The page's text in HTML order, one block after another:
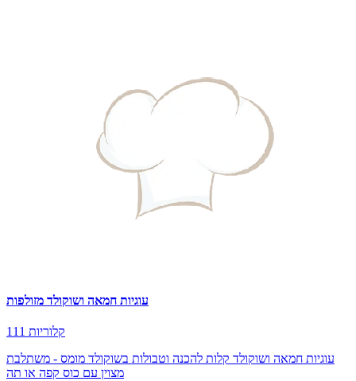
עוגיות חמאה ושוקולד מזולפות
111 קלוריות
עוגיות חמאה ושוקולד קלות להכנה וטבולות בשוקולד מומס - משתלבת
מצוין עם כוס קפה או תה